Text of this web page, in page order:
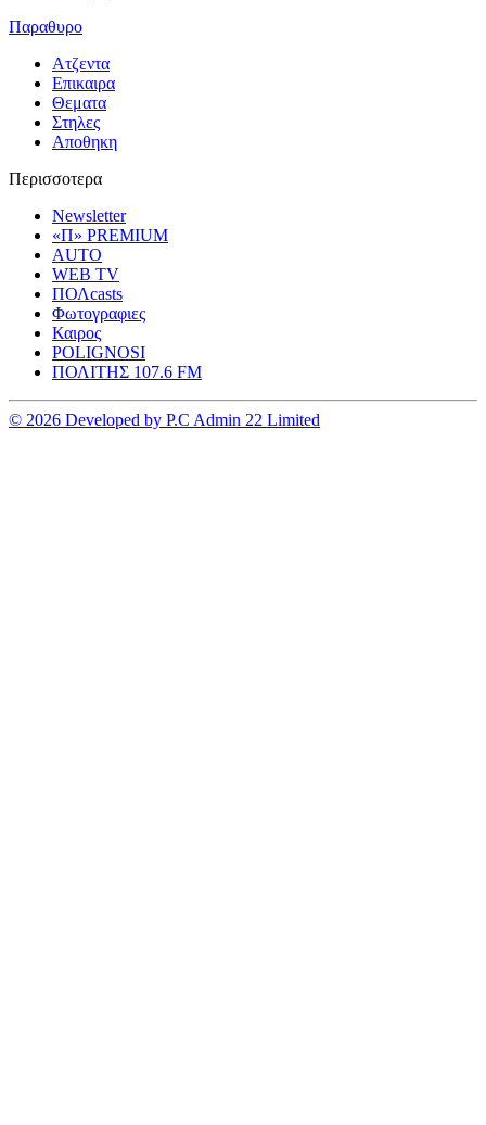
Παραθυρο
Ατζεντα
Επικαιρα
Θεματα
Στηλες
Αποθηκη
Περισσοτερα
Newsletter
«Π» PREMIUM
AUTO
WEB TV
ΠΟΛcasts
Φωτογραφιες
Καιρος
POLIGNOSI
ΠΟΛΙΤΗΣ 107.6 FM
© 2026 Developed by P.C Admin 22 Limited